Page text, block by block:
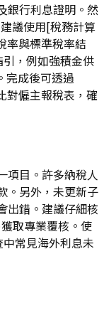
銀行利息證明。然
議使用[稅務計算
與標準稅率結
，例如強積金供
完成後可透過
對僱主報稅表，確
項目。許多納稅人
。另外，未更新子
出錯。建議仔細核
取專業覆核。使
常見海外利息未